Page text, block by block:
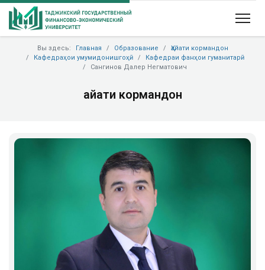
Вы здесь: Главная Образование
Ҳайати кормандон
Кафедраҳои умумидонишгоҳӣ
Кафедраи фанҳои гуманитарӣ
Сангинов Далер Негматович
Ҳайати кормандон